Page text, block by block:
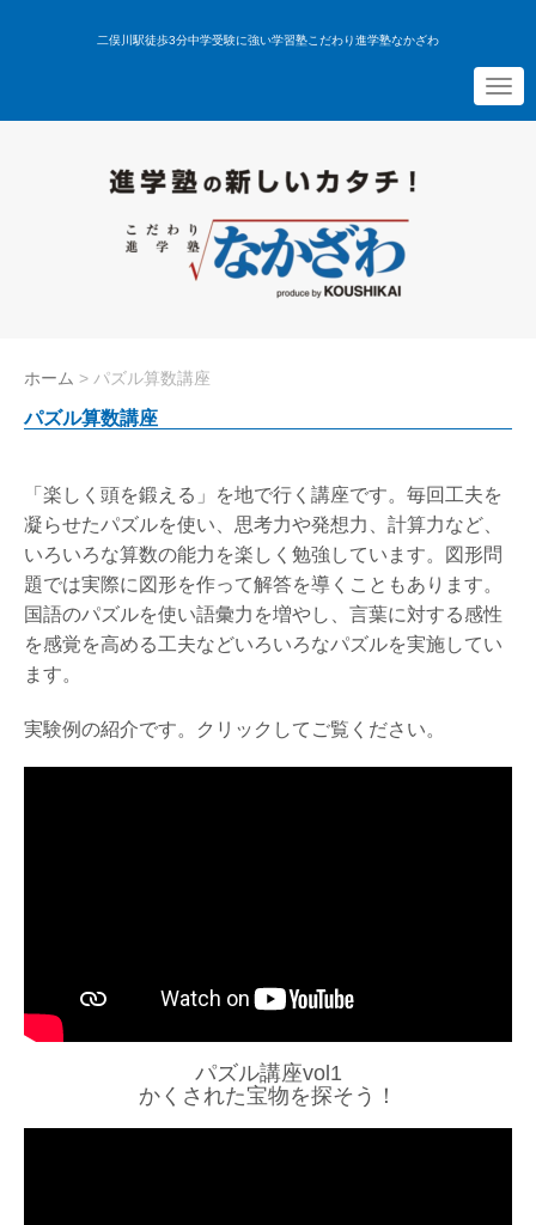
二俣川駅徒歩3分中学受験に強い学習塾こだわり進学塾なかざわ
N
a
v
ホーム > パズル算数講座
パズル算数講座
「楽しく頭を鍛える」を地で行く講座です。毎回工夫を
凝らせたパズルを使い、思考力や発想力、計算力など、
いろいろな算数の能力を楽しく勉強しています。図形問
題では実際に図形を作って解答を導くこともあります。
国語のパズルを使い語彙力を増やし、言葉に対する感性
を感覚を高める工夫などいろいろなパズルを実施してい
ます。
実験例の紹介です。クリックしてご覧ください。
パズル講座vol1
かくされた宝物を探そう！